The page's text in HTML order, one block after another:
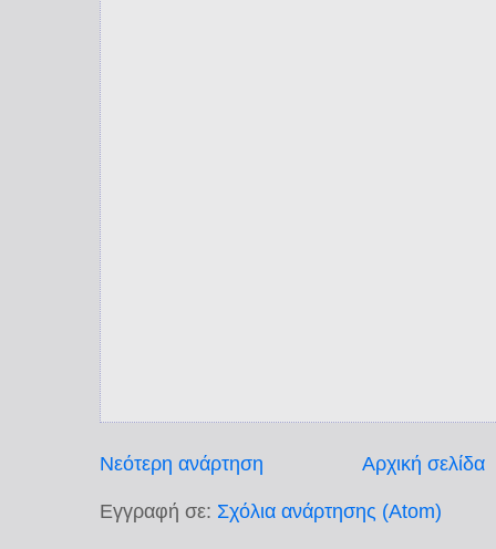
Νεότερη ανάρτηση Αρχική σελίδα
Εγγραφή σε: Σχόλια ανάρτησης (Atom)